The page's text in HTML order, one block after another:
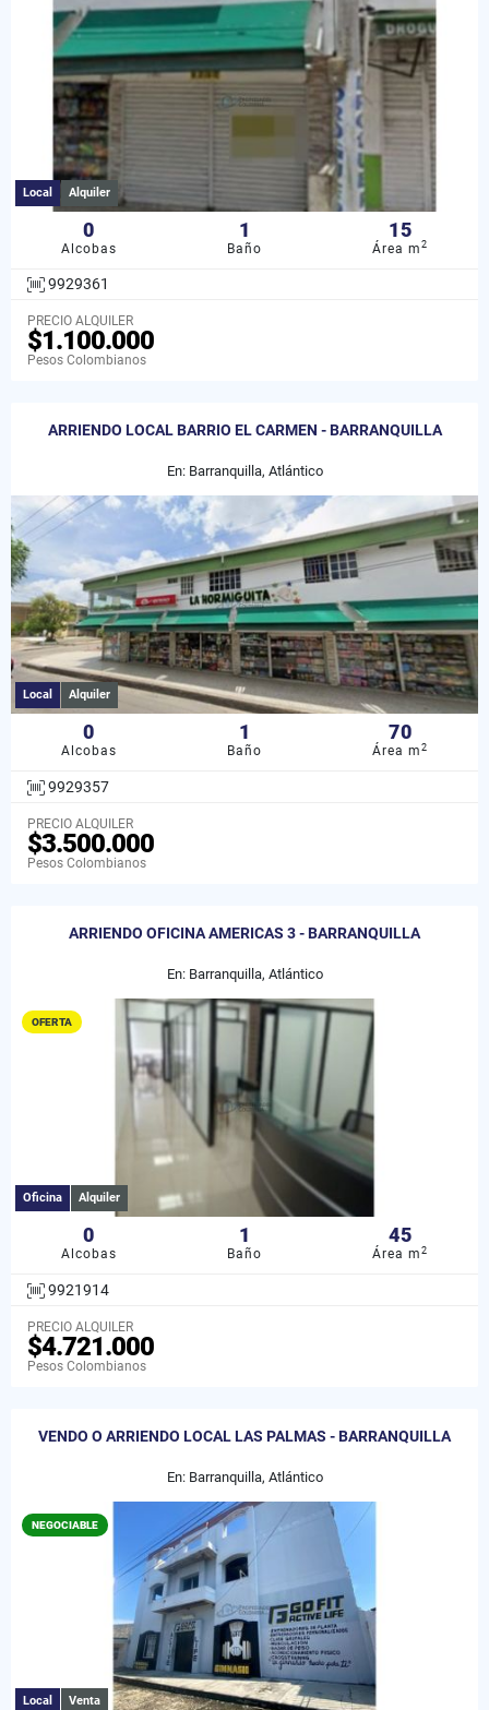
Local Alquiler
0
Alcobas
1
Baño
15
Área m2
9929361
PRECIO ALQUILER
$1.100.000
Pesos Colombianos
ARRIENDO LOCAL BARRIO EL CARMEN - BARRANQUILLA
En: Barranquilla, Atlántico
Local Alquiler
0
Alcobas
1
Baño
70
Área m2
9929357
PRECIO ALQUILER
$3.500.000
Pesos Colombianos
ARRIENDO OFICINA AMERICAS 3 - BARRANQUILLA
En: Barranquilla, Atlántico
OFERTA
Oficina Alquiler
0
Alcobas
1
Baño
45
Área m2
9921914
PRECIO ALQUILER
$4.721.000
Pesos Colombianos
VENDO O ARRIENDO LOCAL LAS PALMAS - BARRANQUILLA
En: Barranquilla, Atlántico
NEGOCIABLE
Local Venta